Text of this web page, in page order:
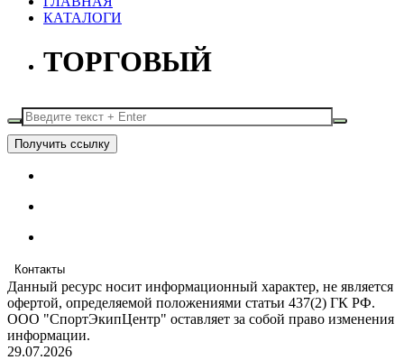
КАТАЛОГИ
ТОРГОВЫЙ
Получить ссылку
Контакты
Данный ресурс носит информационный характер, не является
офертой, определяемой положениями статьи 437(2) ГК РФ.
ООО "СпортЭкипЦентр" оставляет за собой право изменения
информации.
29.07.2026